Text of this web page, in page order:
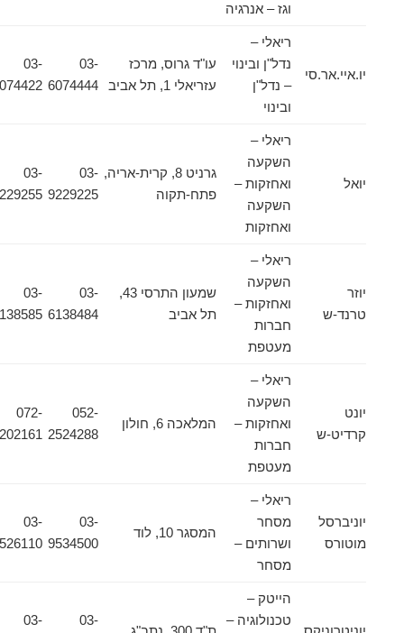
וגז – אנרגיה
יו.איי.אר.סי
ריאלי –
נדל"ן ובינוי
– נדל"ן
ובינוי
עו"ד גרוס, מרכז
עזריאלי 1, תל אביב
6074444
6074422
ריאלי –
השקעה
ואחזקות –
השקעה
ואחזקות
גרניט 8, קרית-אריה,
פתח-תקוה
03-
9229225
9229255
טרנד-ש
ריאלי –
השקעה
ואחזקות –
חברות
מעטפת
שמעון התרסי 43,
תל אביב
03-
6138484
6138585
קרדיט-ש
ריאלי –
השקעה
ואחזקות –
חברות
מעטפת
המלאכה 6, חולון
052-
2524288
072-
2202161
יוניברסל
מוטורס
ריאלי –
מסחר
ושרותים –
מסחר
המסגר 10, לוד
9534500
9526110
הייטק –
טכנולוגיה –